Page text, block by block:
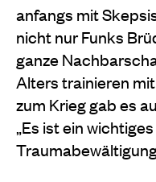
anfangs mit
nicht nur Funks
ganze
Alters trainieren
zum Krieg gab es
„Es ist ein